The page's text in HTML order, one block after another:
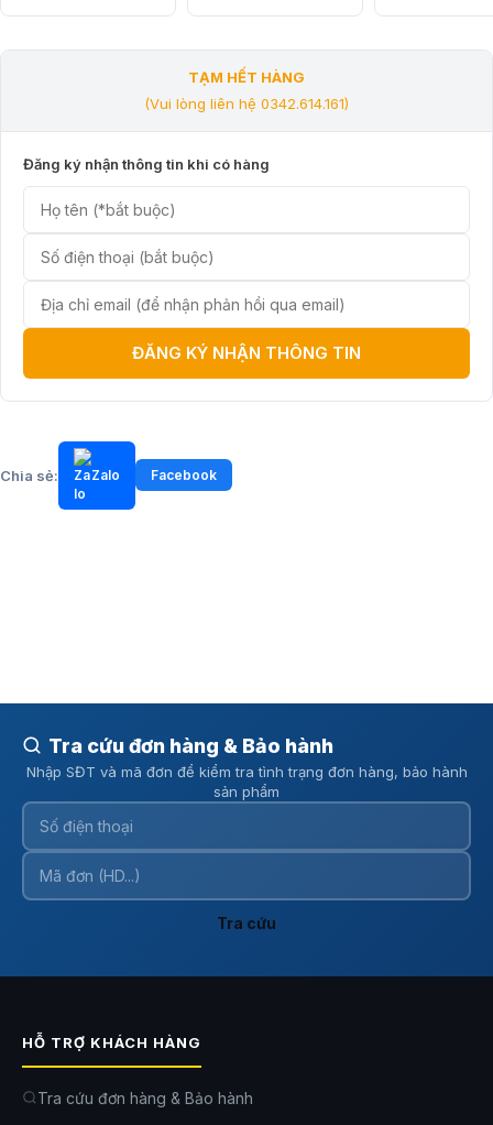
TẠM HẾT HÀNG
(Vui lòng liên hệ 0342.614.161)
Đăng ký nhận thông tin khi có hàng
ĐĂNG KÝ NHẬN THÔNG TIN
Chia sẻ: Zalo Facebook
Tra cứu đơn hàng & Bảo hành
Nhập SĐT và mã đơn để kiểm tra tình trạng đơn hàng, bảo hành
sản phẩm
Tra cứu
HỖ TRỢ KHÁCH HÀNG
Tra cứu đơn hàng & Bảo hành